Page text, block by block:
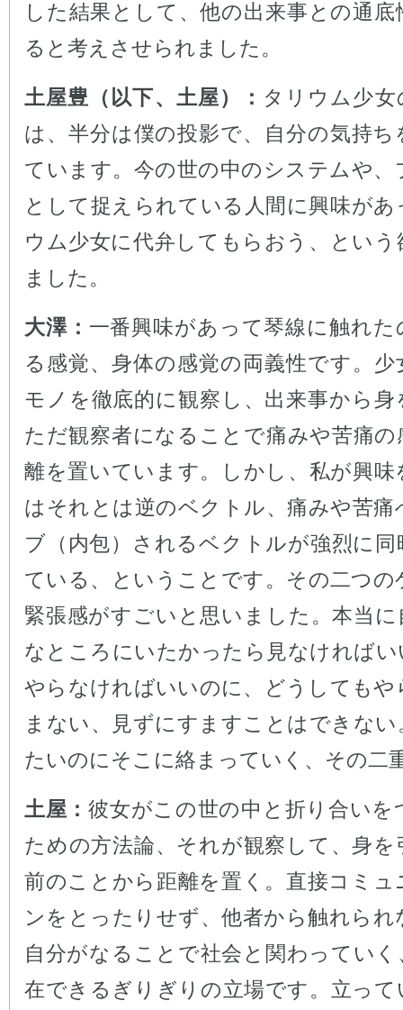
した結果として、他の出来事との通底
ると考えさせられました。
土屋豊（以下、土屋）： タリウム少女
は、半分は僕の投影で、自分の気持ち
ています。今の世の中のシステムや、
として捉えられている人間に興味があ
ウム少女に代弁してもらおう、という
ました。
大澤： 一番興味があって琴線に触れた
る感覚、身体の感覚の両義性です。少
モノを徹底的に観察し、出来事から身
ただ観察者になることで痛みや苦痛の
離を置いています。しかし、私が興味
はそれとは逆のベクトル、痛みや苦痛
ブ（内包）されるベクトルが強烈に同
ている、ということです。その二つの
緊張感がすごいと思いました。本当に
なところにいたかったら見なければい
やらなければいいのに、どうしてもや
まない、見ずにすますことはできない
たいのにそこに絡まっていく、その二
土屋：彼女がこの世の中と折り合いを
ための方法論、それが観察して、身を
前のことから距離を置く。直接コミュ
ンをとったりせず、他者から触れられ
自分がなることで社会と関わっていく
在できるぎりぎりの立場です。立って